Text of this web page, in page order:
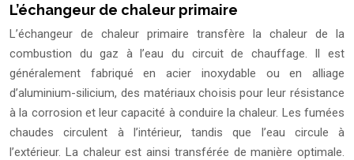
L’échangeur de chaleur primaire
L’échangeur de chaleur primaire transfère la chaleur de la
combustion du gaz à l’eau du circuit de chauffage. Il est
généralement fabriqué en acier inoxydable ou en alliage
d’aluminium-silicium, des matériaux choisis pour leur résistance
à la corrosion et leur capacité à conduire la chaleur. Les fumées
chaudes circulent à l’intérieur, tandis que l’eau circule à
l’extérieur. La chaleur est ainsi transférée de manière optimale.